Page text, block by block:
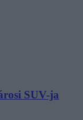
SUV-ja